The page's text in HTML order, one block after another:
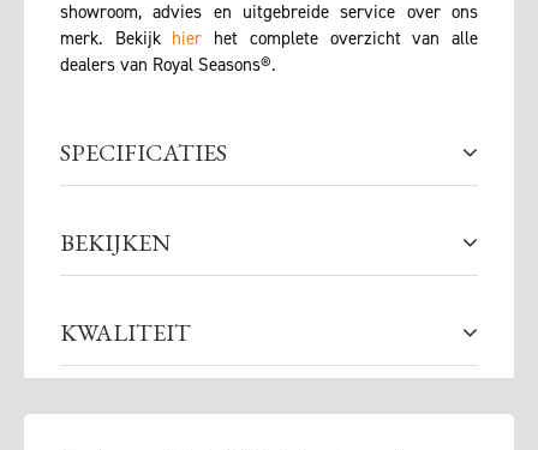
showroom, advies en uitgebreide service over ons
merk. Bekijk hier het complete overzicht van alle
dealers van Royal Seasons®.
SPECIFICATIES
BEKIJKEN
KWALITEIT